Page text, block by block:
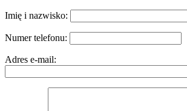
Imię i nazwisko:
Numer telefonu:
Adres e-mail: